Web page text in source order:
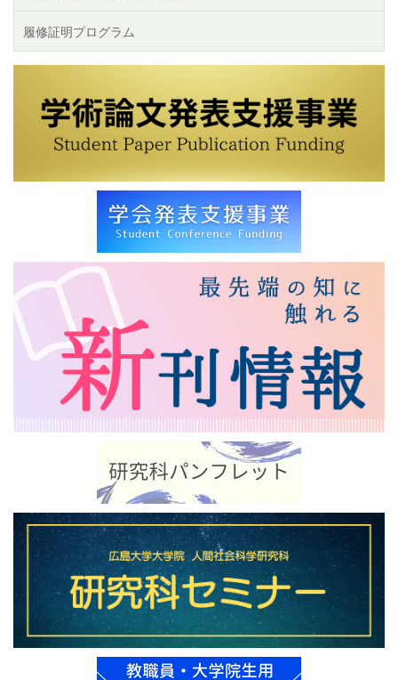
履修証明プログラム